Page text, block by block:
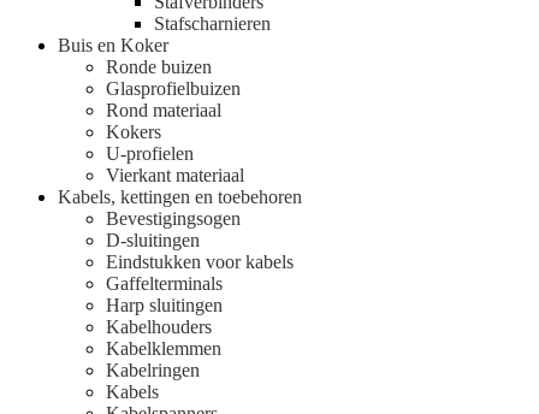
Stafscharnieren
Buis en Koker
Ronde buizen
Glasprofielbuizen
Rond materiaal
Kokers
U-profielen
Vierkant materiaal
Kabels, kettingen en toebehoren
Bevestigingsogen
D-sluitingen
Eindstukken voor kabels
Gaffelterminals
Harp sluitingen
Kabelhouders
Kabelklemmen
Kabelringen
Kabels